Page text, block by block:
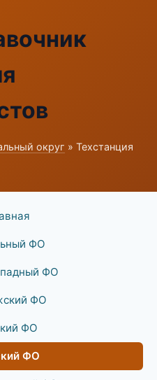
округ » Техстанция
ФО
ФО
ФО
ФО
ФО